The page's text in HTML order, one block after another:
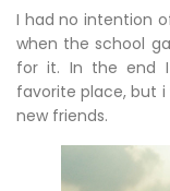
I had no intention
when the school
for it. In the end
favorite place, but
new friends.